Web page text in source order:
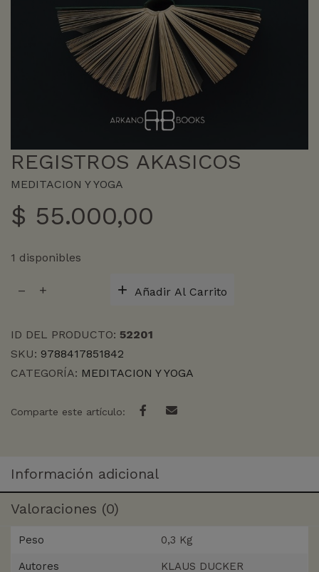
REGISTROS AKASICOS
MEDITACION Y YOGA
$ 55.000,00
1 disponibles
AKASICOS
Añadir Al Carrito
ID DEL PRODUCTO: 52201
SKU: 9788417851842
CATEGORÍA: MEDITACION Y YOGA
Comparte este artículo:
Información adicional
Valoraciones (0)
Peso 0,3 Kg
Autores KLAUS DUCKER